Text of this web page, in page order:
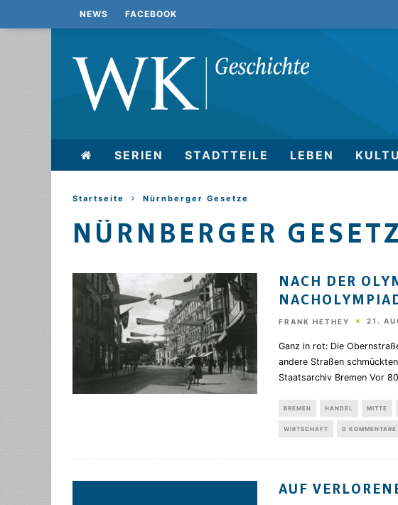
NEWS FACEBOOK
SERIEN STADTTEILE LEBEN
Startseite Nürnberger Gesetze
NÜRNBERGER
NACH DER
FRANK HETHEY 21.
Ganz in rot: Die
andere Straßen
Staatsarchiv Bremen Vor 80
BREMEN HANDEL MITTE
WIRTSCHAFT 0 KOMMENTARE
AUF